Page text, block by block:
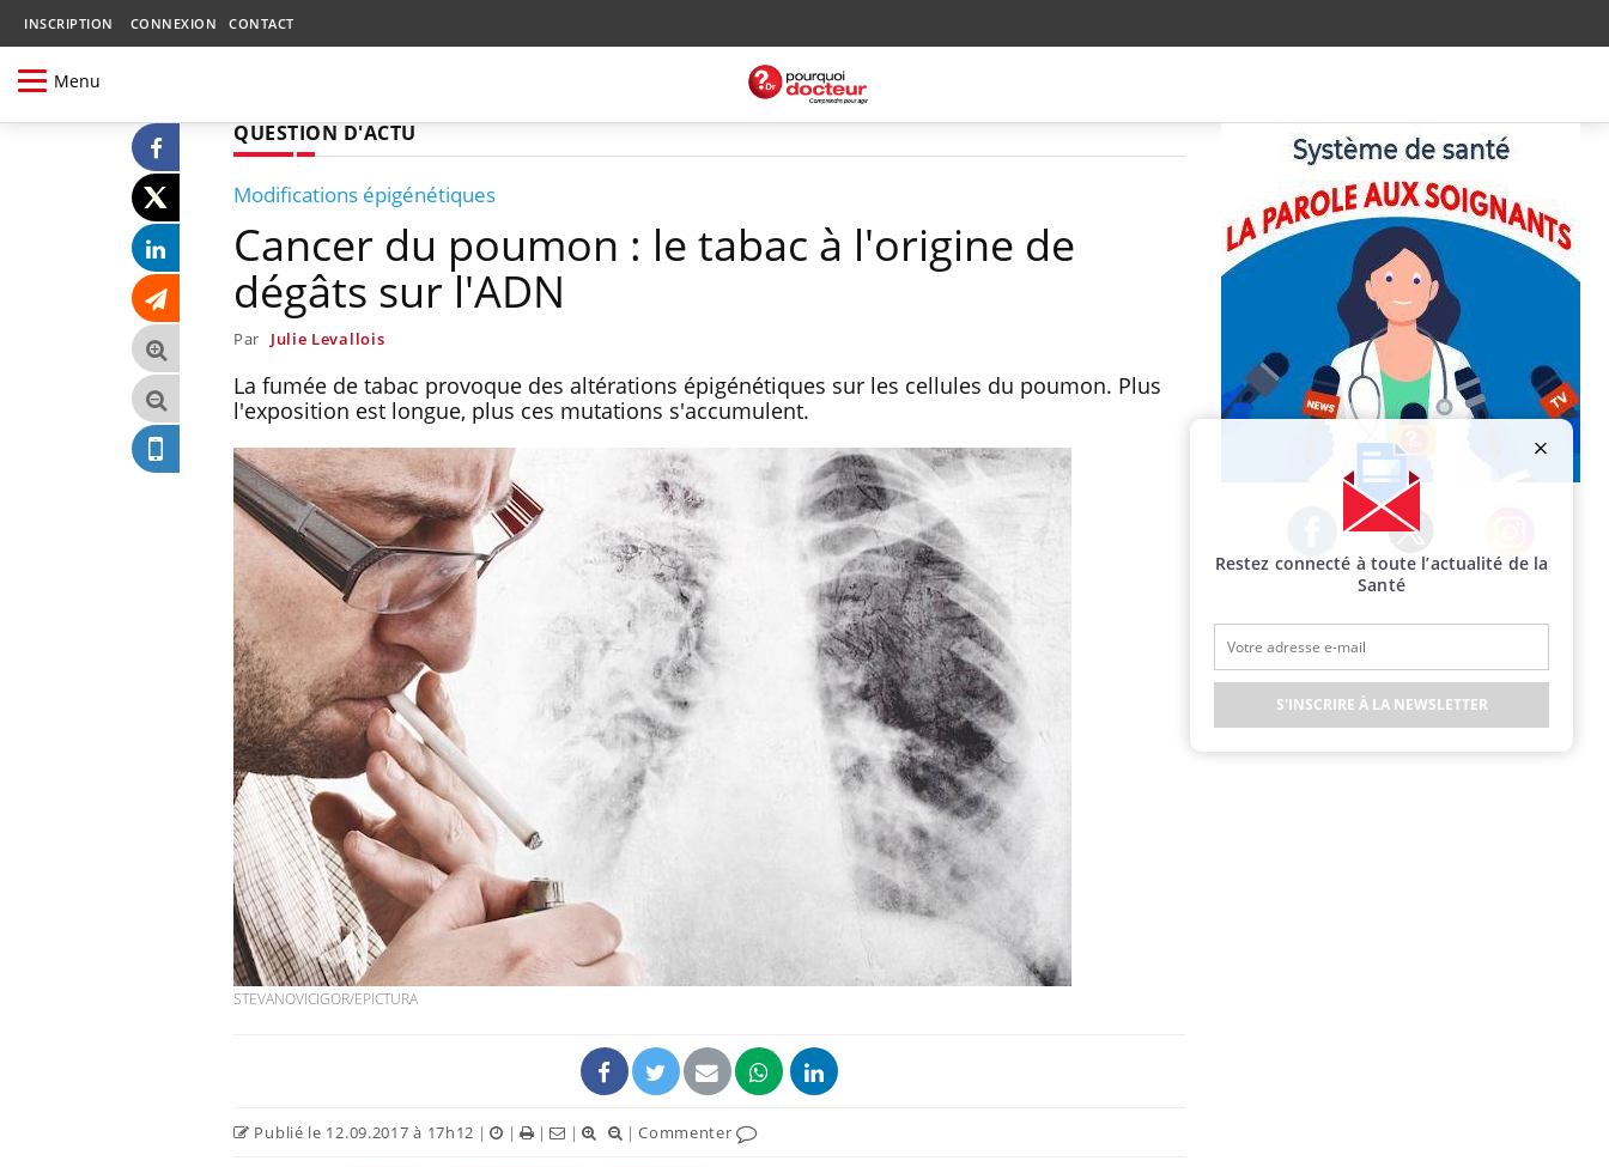
INSCRIPTION CONNEXION CONTACT
Menu
QUESTION D'ACTU
Modifications épigénétiques
Cancer du poumon : le tabac à l'origine de
dégâts sur l'ADN
Par Julie Levallois
La fumée de tabac provoque des altérations épigénétiques sur les cellules du poumon. Plus
l'exposition est longue, plus ces mutations s'accumulent.
STEVANOVICIGOR/EPICTURA
Publié le 12.09.2017 à 17h12 | | | | |Commenter
Facebook Twitter Instagram
Restez connecté à toute l’actualité de la
Santé
S'INSCRIRE À LA NEWSLETTER